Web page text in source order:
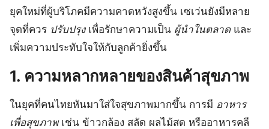
ยุคใหม่ที่ผู้บริโภคมีความคาดหวังสูงขึ้น เซเว่นยังมีหลาย
จุดที่ควร ปรับปรุงเพื่อรักษาความเป็น ผู้นำในตลาดและ
เพิ่มความประทับใจให้กับลูกค้ายิ่งขึ้น
1. ความหลากหลายของสินค้าสุขภาพ
ในยุคที่คนไทยหันมาใส่ใจสุขภาพมากขึ้น การมี อาหาร
เพื่อสุขภาพเช่น ข้าวกล้อง สลัด ผลไม้สด หรืออาหารคลี